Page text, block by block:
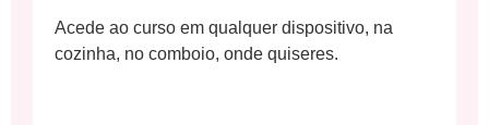
Acede ao curso em qualquer dispositivo, na
cozinha, no comboio, onde quiseres.